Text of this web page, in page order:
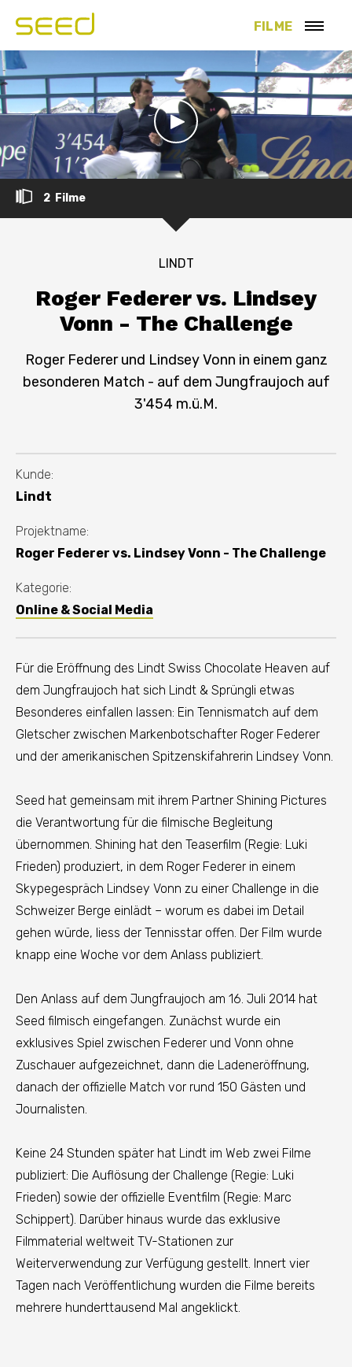
FILME
2 Filme
LINDT
Roger Federer vs. Lindsey
Vonn - The Challenge
Roger Federer und Lindsey Vonn in einem ganz
besonderen Match - auf dem Jungfraujoch auf
3'454 m.ü.M.
Kunde:
Lindt
Projektname:
Roger Federer vs. Lindsey Vonn - The Challenge
Kategorie:
Online & Social Media
Für die Eröffnung des Lindt Swiss Chocolate Heaven auf
dem Jungfraujoch hat sich Lindt & Sprüngli etwas
Besonderes einfallen lassen: Ein Tennismatch auf dem
Gletscher zwischen Markenbotschafter Roger Federer
und der amerikanischen Spitzenskifahrerin Lindsey Vonn.
Seed hat gemeinsam mit ihrem Partner Shining Pictures
die Verantwortung für die filmische Begleitung
übernommen. Shining hat den Teaserfilm (Regie: Luki
Frieden) produziert, in dem Roger Federer in einem
Skypegespräch Lindsey Vonn zu einer Challenge in die
Schweizer Berge einlädt – worum es dabei im Detail
gehen würde, liess der Tennisstar offen. Der Film wurde
knapp eine Woche vor dem Anlass publiziert.
Den Anlass auf dem Jungfraujoch am 16. Juli 2014 hat
Seed filmisch eingefangen. Zunächst wurde ein
exklusives Spiel zwischen Federer und Vonn ohne
Zuschauer aufgezeichnet, dann die Ladeneröffnung,
danach der offizielle Match vor rund 150 Gästen und
Journalisten.
Keine 24 Stunden später hat Lindt im Web zwei Filme
publiziert: Die Auflösung der Challenge (Regie: Luki
Frieden) sowie der offizielle Eventfilm (Regie: Marc
Schippert). Darüber hinaus wurde das exklusive
Filmmaterial weltweit TV-Stationen zur
Weiterverwendung zur Verfügung gestellt. Innert vier
Tagen nach Veröffentlichung wurden die Filme bereits
mehrere hunderttausend Mal angeklickt.